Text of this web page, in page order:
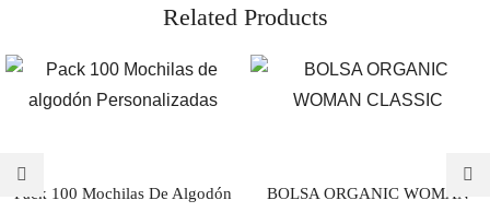
Related Products
Pack 100 Mochilas De Algodón
BOLSA ORGANIC WOMAN